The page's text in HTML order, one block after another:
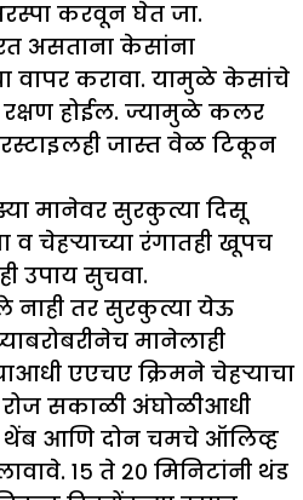
करवून घेत जा.
असताना केसांना
वापर करावा. यामुळे केसांचे
रक्षण होईल. ज्यामुळे कलर
जास्त वेळ टिकून
या मानेवर सुरकुत्या दिसू
चेहऱ्याच्या रंगातही खूपच
उपाय सुचवा.
नाही तर सुरकुत्या येऊ
मानेलाही
एएचए क्रिमने चेहऱ्याचा
सकाळी अंघोळीआधी
थेंब आणि दोन चमचे ऑलिव्ह
१५ ते २० मिनिटांनी थंड